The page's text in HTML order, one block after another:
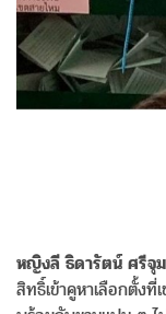
หญิงลี ธิดารัตน์ ศรีจุ
สิทธิ์เข้าคูหาเลือกตั้งที่